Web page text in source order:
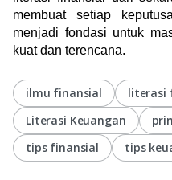
membuat setiap
menjadi fondasi untuk
kuat dan terencana.
ilmu finansial
literasi
Literasi Keuangan
tips finansial
tips